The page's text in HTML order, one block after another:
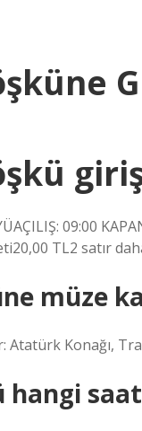
09:00
TL2 satır
müze
Atatürk Konağı,